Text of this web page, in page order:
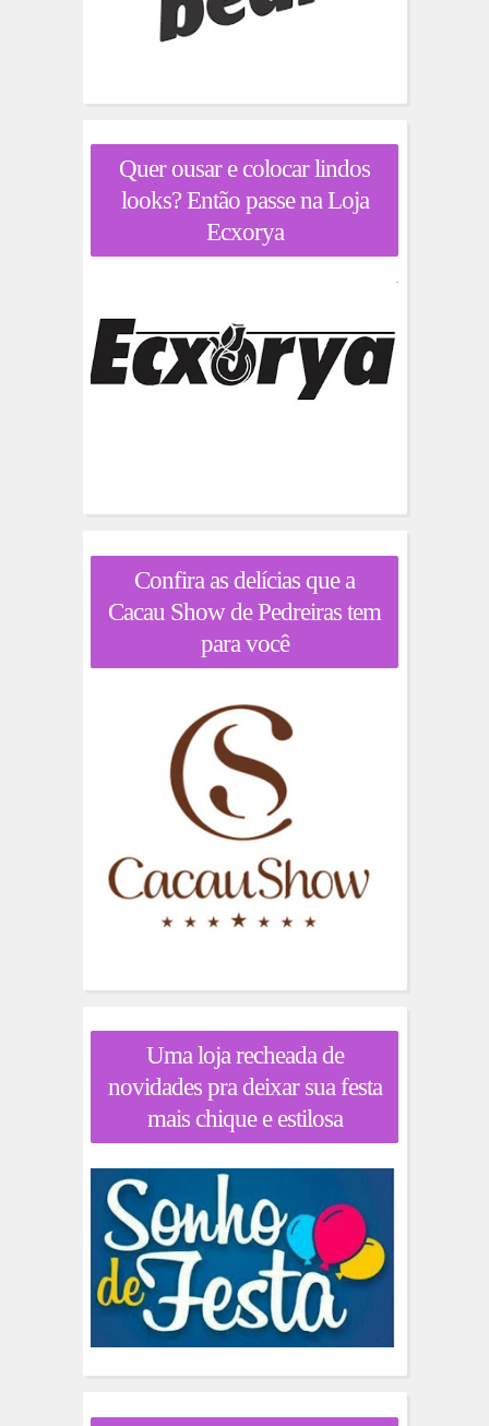
Quer ousar e colocar lindos
looks? Então passe na Loja
Ecxorya
Confira as delícias que a
Cacau Show de Pedreiras tem
para você
Uma loja recheada de
novidades pra deixar sua festa
mais chique e estilosa